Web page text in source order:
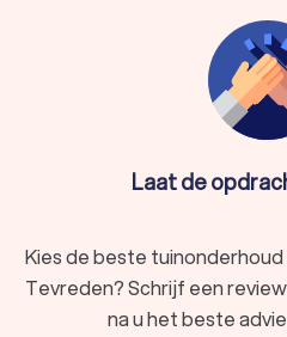
Laat de
Kies de beste
Tevreden? Schrijf een
na u het beste